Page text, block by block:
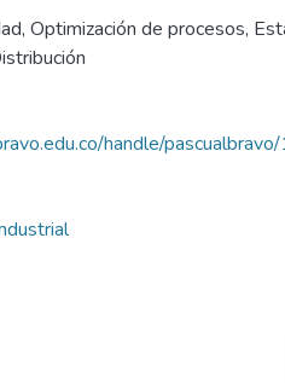
, Optimización de procesos,
handle/